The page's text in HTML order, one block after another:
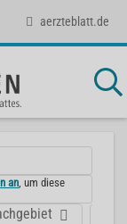
aerzteblatt.de
an , um diese